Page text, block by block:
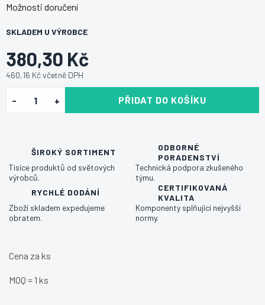
380,30 Kč
460,16 Kč včetně DPH
SKLADEM U VÝROBCE
Možnosti doručení
PŘIDAT DO KOŠÍKU
ŠIROKÝ SORTIMENT
Tisíce produktů od světových
výrobců.
ODBORNÉ
PORADENSTVÍ
Technická podpora zkušeného
týmu.
RYCHLÉ DODÁNÍ
Zboží skladem expedujeme
obratem.
CERTIFIKOVANÁ
KVALITA
Komponenty splňující nejvyšší
normy.
Cena za ks
MOQ = 1 ks